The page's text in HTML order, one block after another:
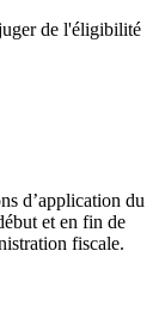
de l'éligibilité
d’application du
et en fin de
fiscale.